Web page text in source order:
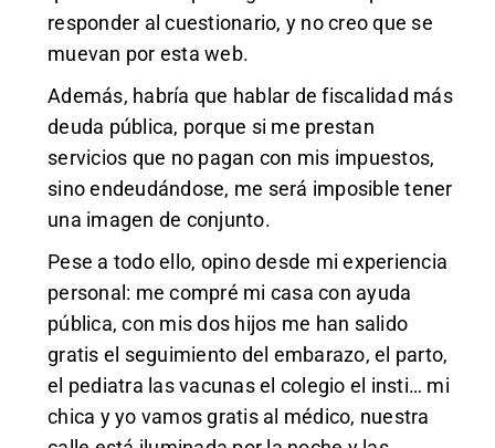
responder al cuestionario, y no creo que se
muevan por esta web.
Además, habría que hablar de fiscalidad más
deuda pública, porque si me prestan
servicios que no pagan con mis impuestos,
sino endeudándose, me será imposible tener
una imagen de conjunto.
Pese a todo ello, opino desde mi experiencia
personal: me compré mi casa con ayuda
pública, con mis dos hijos me han salido
gratis el seguimiento del embarazo, el parto,
el pediatra las vacunas el colegio el insti… mi
chica y yo vamos gratis al médico, nuestra